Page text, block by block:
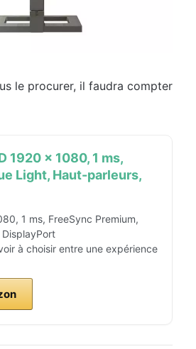
le procurer, il faudra compter
1920 x 1080, 1 ms,
Light, Haut-parleurs,
1 ms, FreeSync Premium,
à choisir entre une expérience